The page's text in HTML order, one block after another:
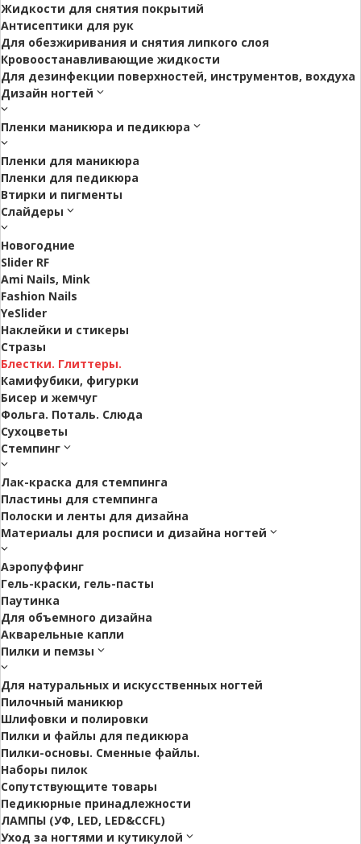
Жидкости для снятия покрытий
Антисептики для рук
Для обезжиривания и снятия липкого слоя
Кровоостанавливающие жидкости
Для дезинфекции поверхностей, инструментов, вохдуха
Дизайн ногтей
Пленки маникюра и педикюра
Пленки для маникюра
Пленки для педикюра
Втирки и пигменты
Слайдеры
Новогодние
Slider RF
Ami Nails, Mink
Fashion Nails
YeSlider
Наклейки и стикеры
Стразы
Блестки. Глиттеры.
Камифубики, фигурки
Бисер и жемчуг
Фольга. Поталь. Слюда
Сухоцветы
Стемпинг
Лак-краска для стемпинга
Пластины для стемпинга
Полоски и ленты для дизайна
Материалы для росписи и дизайна ногтей
Аэропуффинг
Гель-краски, гель-пасты
Паутинка
Для объемного дизайна
Акварельные капли
Пилки и пемзы
Для натуральных и искусственных ногтей
Пилочный маникюр
Шлифовки и полировки
Пилки и файлы для педикюра
Пилки-основы. Сменные файлы.
Наборы пилок
Сопутствующите товары
Педикюрные принадлежности
ЛАМПЫ (УФ, LED, LED&CCFL)
Уход за ногтями и кутикулой